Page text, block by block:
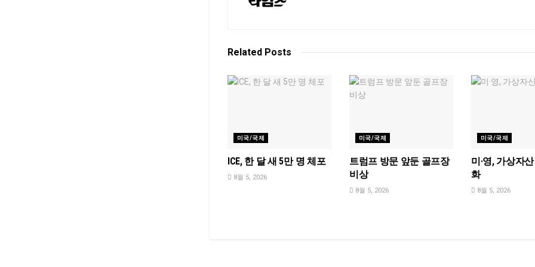
Related Posts
미국/국제
ICE, 한 달 새 5만 명 체포
8월 5, 2026
미국/국제
트럼프 방문 앞둔 골프장
비상
8월 5, 2026
미국/국제
미·영, 가상자
화
8월 5, 2026